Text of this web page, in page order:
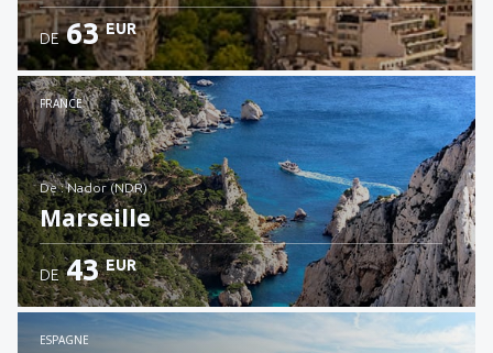
Voir les détails
DE 63 EUR
FRANCE
de : Nador (NDR)
Marseille
Voir les détails
DE 43 EUR
ESPAGNE